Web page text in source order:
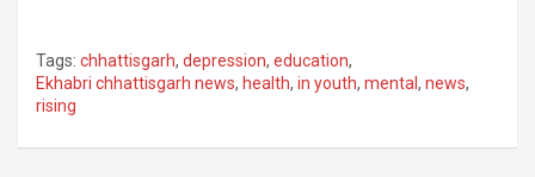
Tags: chhattisgarh, depression, education,
Ekhabri chhattisgarh news, health, in youth, mental , news,
rising